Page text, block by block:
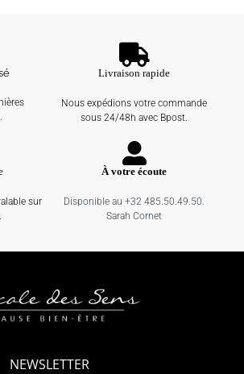
Livraison rapide
Nous expédions votre commande
sous 24/48h avec Bpost.
sur
À votre écoute
Disponible au +32 485.50.49.50.
Sarah Cornet
NEWSLETTER